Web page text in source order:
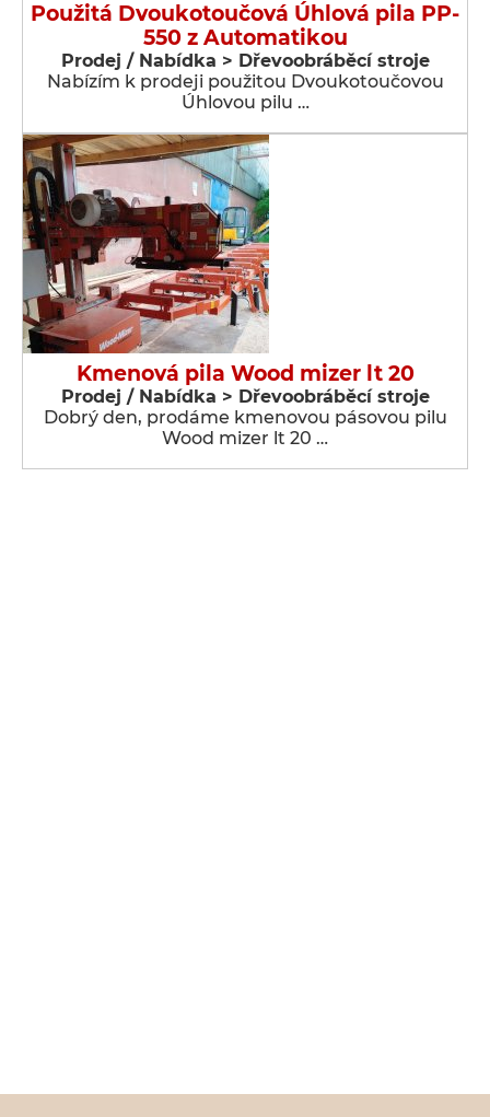
Použitá Dvoukotoučová Úhlová pila PP-
550 z Automatikou
Prodej / Nabídka > Dřevoobráběcí stroje
Nabízím k prodeji použitou Dvoukotoučovou
Úhlovou pilu …
Kmenová pila Wood mizer lt 20
Prodej / Nabídka > Dřevoobráběcí stroje
Dobrý den, prodáme kmenovou pásovou pilu
Wood mizer lt 20 …